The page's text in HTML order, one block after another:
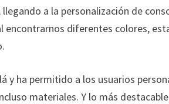
a la personalización de
diferentes colores,
y ha permitido a los usuarios
materiales. Y lo más